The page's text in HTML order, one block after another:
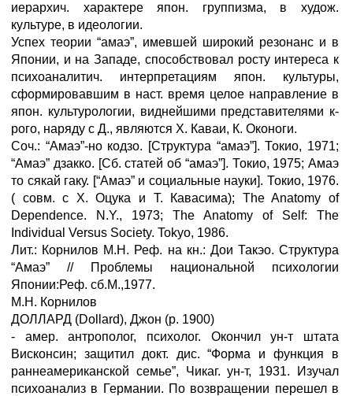
иерархич. характере япон. группизма, в худож.
культуре, в идеологии.
Успех теории “амаэ”, имевшей широкий резонанс и в
Японии, и на Западе, способствовал росту интереса к
психоаналитич. интерпретациям япон. культуры,
сформировавшим в наст. время целое направление в
япон. культурологии, виднейшими представителями к-
рого, наряду с Д., являются X. Каваи, К. Оконоги.
Соч.: “Амаэ”-но кодзо. [Структура “амаэ”]. Токио, 1971;
“Амаэ” дзакко. [Сб. статей об “амаэ”]. Токио, 1975; Амаэ
то сякай гаку. [“Амаэ” и социальные науки]. Токио, 1976.
( совм. с X. Оцука и Т. Кавасима); The Anatomy of
Dependence. N.Y., 1973; The Anatomy of Self: The
Individual Versus Society. Tokyo, 1986.
Лит.: Корнилов М.Н. Реф. на кн.: Дои Такэо. Структура
“Амаэ” // Проблемы национальной психологии
Японии:Реф. сб.М.,1977.
М.Н. Корнилов
ДОЛЛАРД (Dollard), Джон (р. 1900)
- амер. антрополог, психолог. Окончил ун-т штата
Висконсин; защитил докт. дис. “Форма и функция в
раннеамериканской семье”, Чикаг. ун-т, 1931. Изучал
психоанализ в Германии. По возвращении перешел в